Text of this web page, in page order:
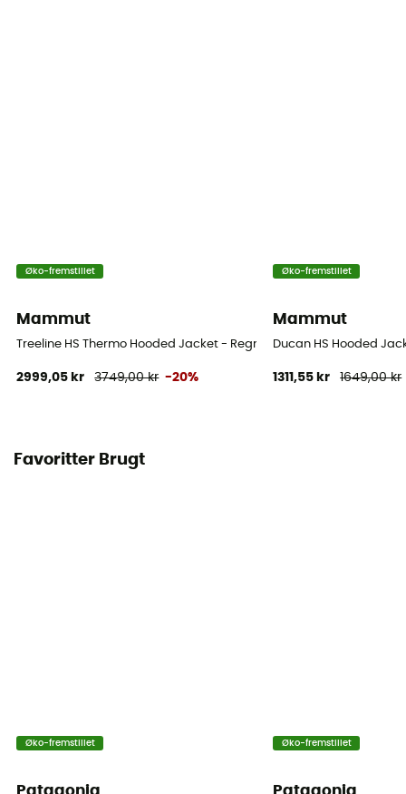
Øko-fremstillet
Mammut
Treeline HS Thermo Hooded Jacket - Regnjakke - Herrer
2999,05 kr 3749,00 kr -20%
Øko-fremstillet
Mammut
Ducan HS Hooded
1311,55 kr 1649,00 kr
Favoritter Brugt
Øko-fremstillet
Patagonia
Øko-fremstillet
Patagonia